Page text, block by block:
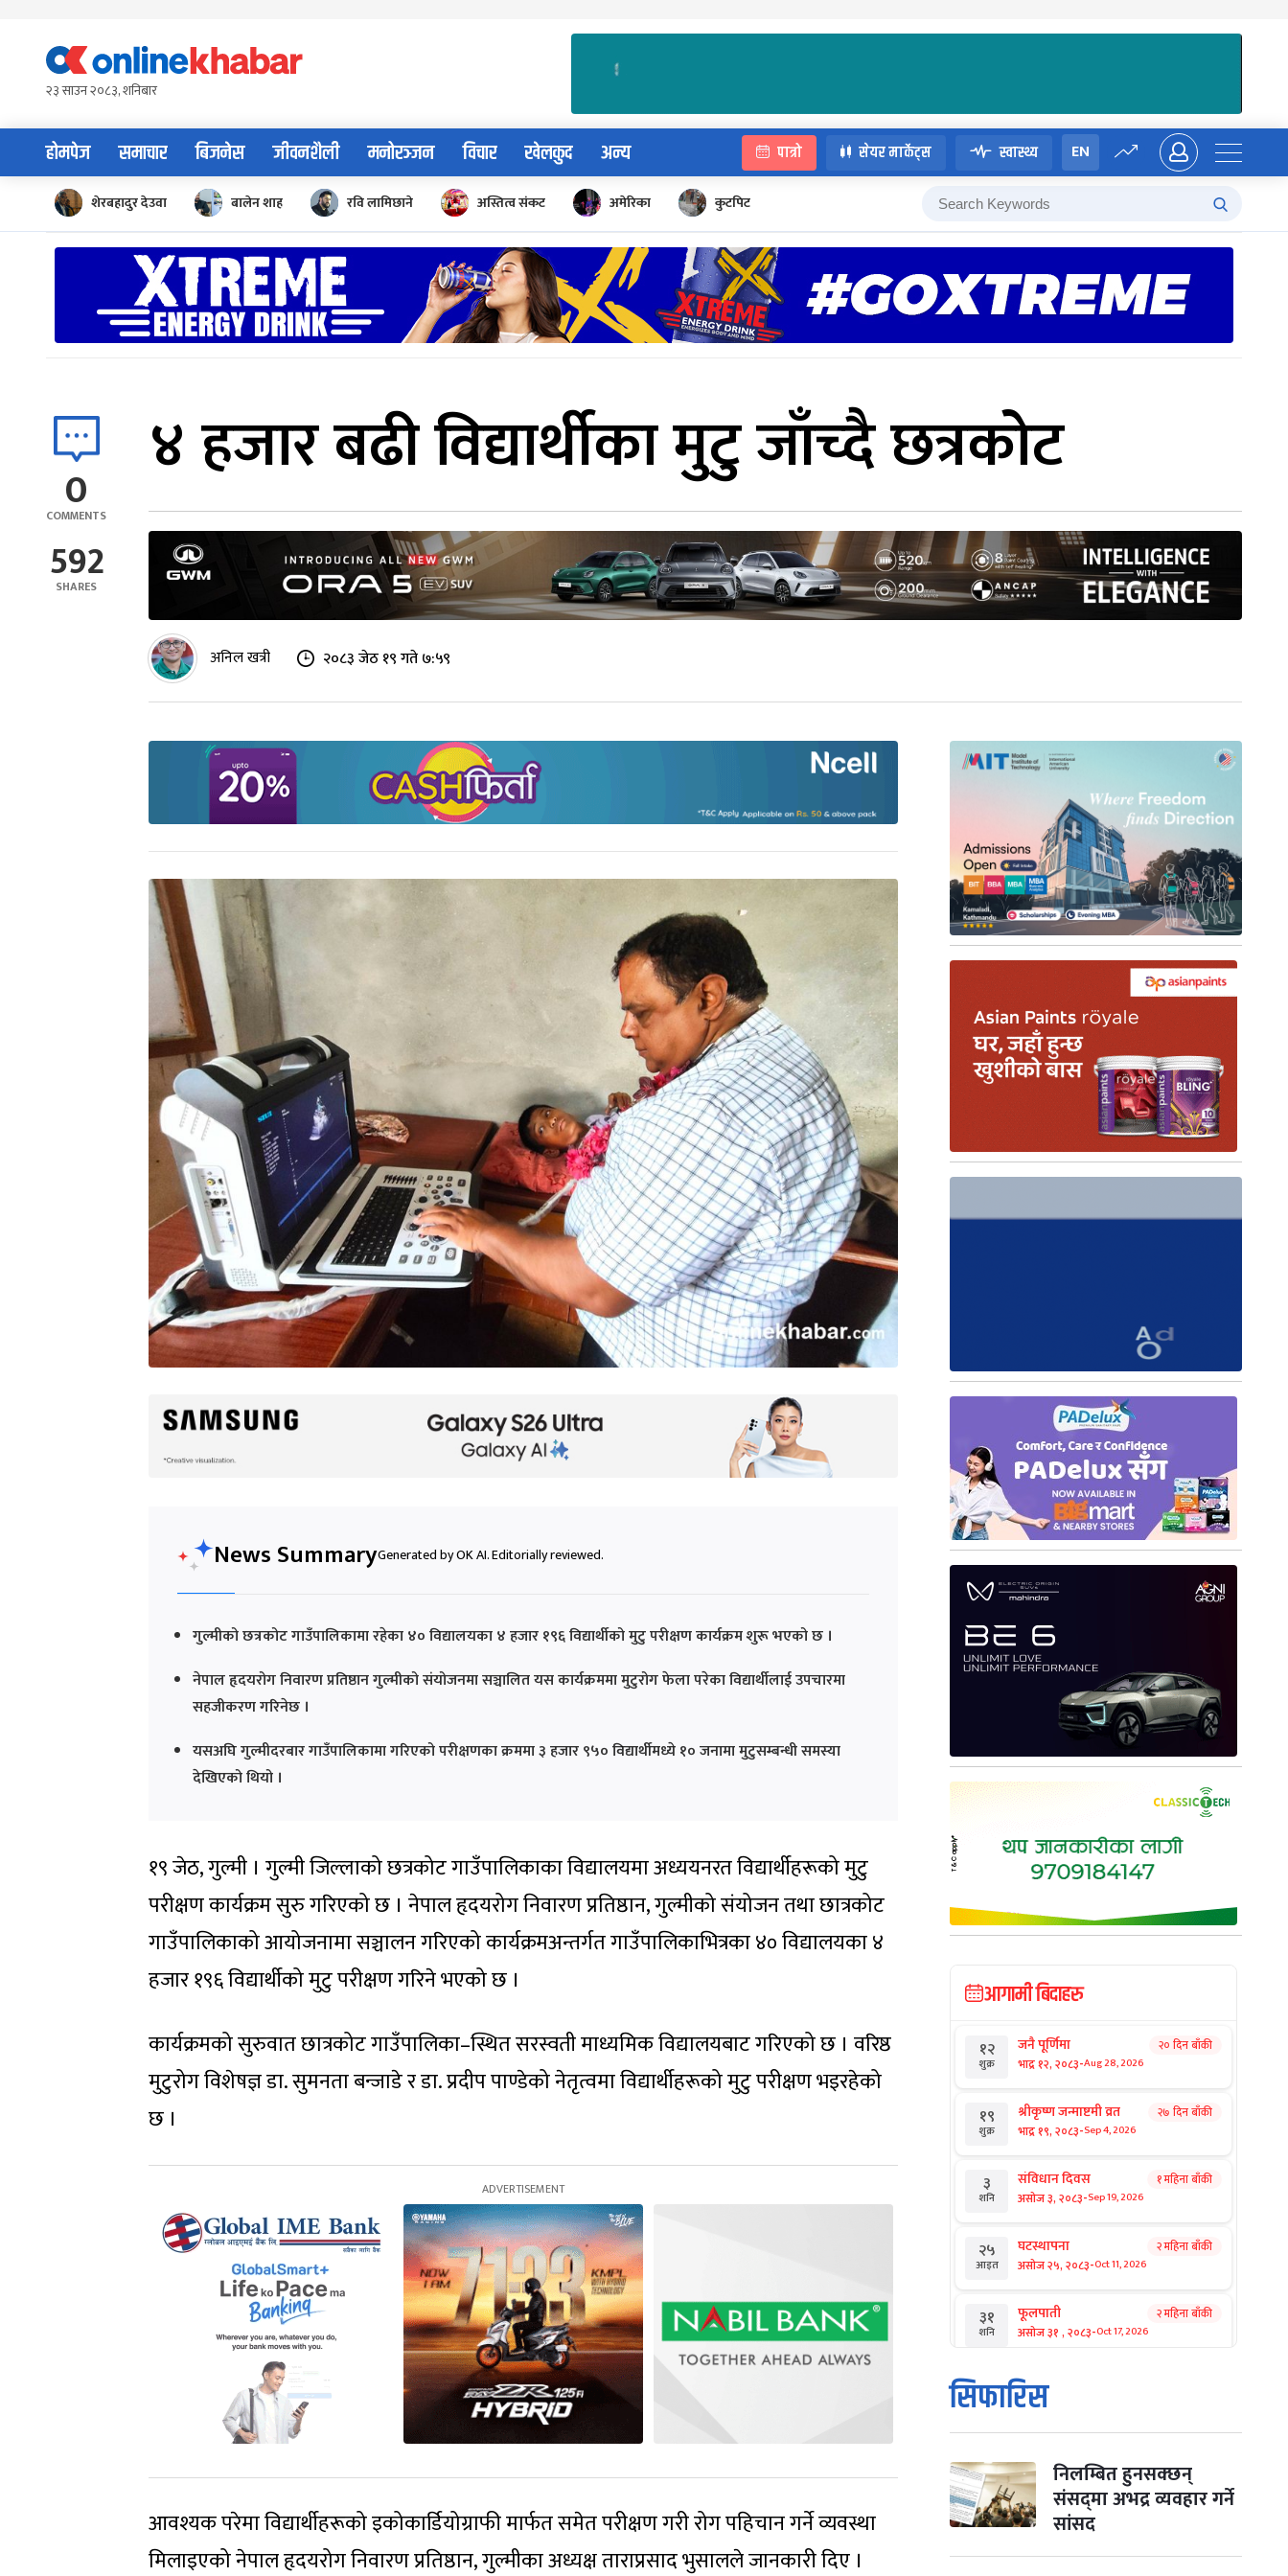
content२३ साउन २०८३, शनिबार
होमपेज समाचार बिजनेस जीवनशैली मनोरञ्जन विचार खेलकुद अन्य पात्रो सेयर मार्केट्स स्वास्थ्य EN
शेरबहादुर देउवा बालेन शाह रवि लामिछाने अस्तित्व संकट अमेरिका कुटपिट
0
COMMENTS
592
SHARES
४ हजार बढी विद्यार्थीका मुटु जाँच्दै छत्रकोट
अनिल खत्री २०८३ जेठ १९ गते ७:५९
News SummaryGenerated by OK AI. Editorially reviewed.
गुल्मीको छत्रकोट गाउँपालिकामा रहेका ४० विद्यालयका ४ हजार १९६ विद्यार्थीको मुटु परीक्षण कार्यक्रम शुरू भएको छ ।
नेपाल हृदयरोग निवारण प्रतिष्ठान गुल्मीको संयोजनमा सञ्चालित यस कार्यक्रममा मुटुरोग फेला परेका विद्यार्थीलाई उपचारमा
सहजीकरण गरिनेछ ।
यसअघि गुल्मीदरबार गाउँपालिकामा गरिएको परीक्षणका क्रममा ३ हजार ९५० विद्यार्थीमध्ये १० जनामा मुटुसम्बन्धी समस्या
देखिएको थियो ।
१९ जेठ, गुल्मी । गुल्मी जिल्लाको छत्रकोट गाउँपालिकाका विद्यालयमा अध्ययनरत विद्यार्थीहरूको मुटु
परीक्षण कार्यक्रम सुरु गरिएको छ । नेपाल हृदयरोग निवारण प्रतिष्ठान, गुल्मीको संयोजन तथा छात्रकोट
गाउँपालिकाको आयोजनामा सञ्चालन गरिएको कार्यक्रमअन्तर्गत गाउँपालिकाभित्रका ४० विद्यालयका ४
हजार १९६ विद्यार्थीको मुटु परीक्षण गरिने भएको छ ।
कार्यक्रमको सुरुवात छात्रकोट गाउँपालिका–स्थित सरस्वती माध्यमिक विद्यालयबाट गरिएको छ । वरिष्ठ
मुटुरोग विशेषज्ञ डा. सुमनता बन्जाडे र डा. प्रदीप पाण्डेको नेतृत्वमा विद्यार्थीहरूको मुटु परीक्षण भइरहेको
छ ।
आवश्यक परेमा विद्यार्थीहरूको इकोकार्डियोग्राफी मार्फत समेत परीक्षण गरी रोग पहिचान गर्ने व्यवस्था
मिलाइएको नेपाल हृदयरोग निवारण प्रतिष्ठान, गुल्मीका अध्यक्ष ताराप्रसाद भुसालले जानकारी दिए ।
आगामी बिदाहरु
१२
शुक्र
जनै पूर्णिमा
भाद्र १२, २०८३-Aug 28, 2026
२० दिन बाँकी
१९
शुक्र
श्रीकृष्ण जन्माष्टमी व्रत
भाद्र १९, २०८३-Sep 4, 2026
२७ दिन बाँकी
३
शनि
संविधान दिवस
असोज ३, २०८३-Sep 19, 2026
१ महिना बाँकी
२५
आइत
घटस्थापना
असोज २५, २०८३-Oct 11, 2026
२ महिना बाँकी
३१
शनि
फूलपाती
असोज ३१ , २०८३-Oct 17, 2026
२ महिना बाँकी
१
आइत
कार्तिक सङ्क्रान्ति
कार्तिक १, २०८३
मंगल कार्तिक ३, २०८३-Oct 20, 2026
४ विजयादशमी
कार्तिक ४, २०८३-Oct 21, 2026
सिफारिस
निलम्बित हुनसक्छन्
संसद्‌मा अभद्र व्यवहार गर्ने
सांसद